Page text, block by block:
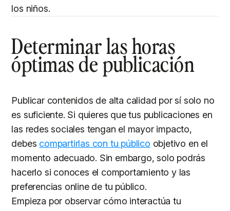
los niños.
Determinar las horas
óptimas de publicación
Publicar contenidos de alta calidad por sí solo no
es suficiente. Si quieres que tus publicaciones en
las redes sociales tengan el mayor impacto,
debes compartirlas con tu público objetivo en el
momento adecuado. Sin embargo, solo podrás
hacerlo si conoces el comportamiento y las
preferencias online de tu público.
Empieza por observar cómo interactúa tu